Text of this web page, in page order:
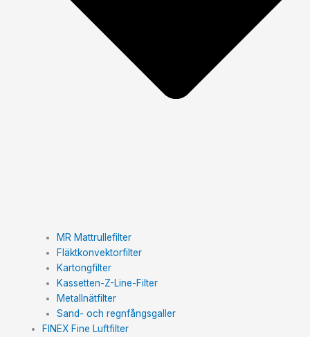
MR Mattrullefilter
Fläktkonvektorfilter
Kartongfilter
Kassetten-Z-Line-Filter
Metallnätfilter
Sand- och regnfångsgaller
FINEX Fine Luftfilter